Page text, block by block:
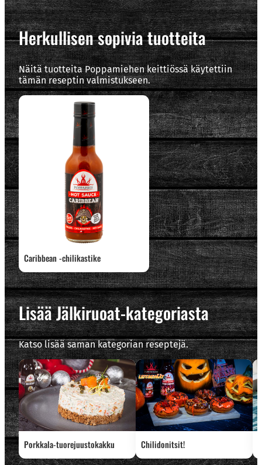
Herkullisen sopivia tuotteita
Näitä tuotteita Poppamiehen keittiössä käytettiin
tämän reseptin valmistukseen.
Caribbean -chilikastike
Lisää Jälkiruoat-kategoriasta
Katso lisää saman kategorian reseptejä.
Porkkala-tuorejuustokakku Chilidonitsit!